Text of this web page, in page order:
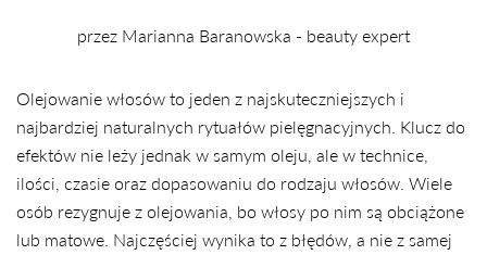
przez Marianna Baranowska - beauty expert
Olejowanie włosów to jeden z najskuteczniejszych i
najbardziej naturalnych rytuałów pielęgnacyjnych. Klucz do
efektów nie leży jednak w samym oleju, ale w technice,
ilości, czasie oraz dopasowaniu do rodzaju włosów. Wiele
osób rezygnuje z olejowania, bo włosy po nim są obciążone
lub matowe. Najczęściej wynika to z błędów, a nie z samej